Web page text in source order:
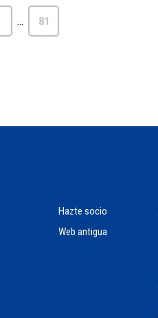
… 81
Hazte socio
Web antigua